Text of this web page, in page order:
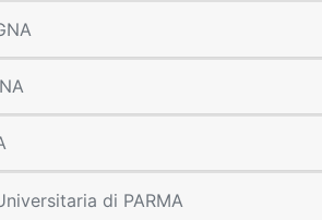
di PARMA